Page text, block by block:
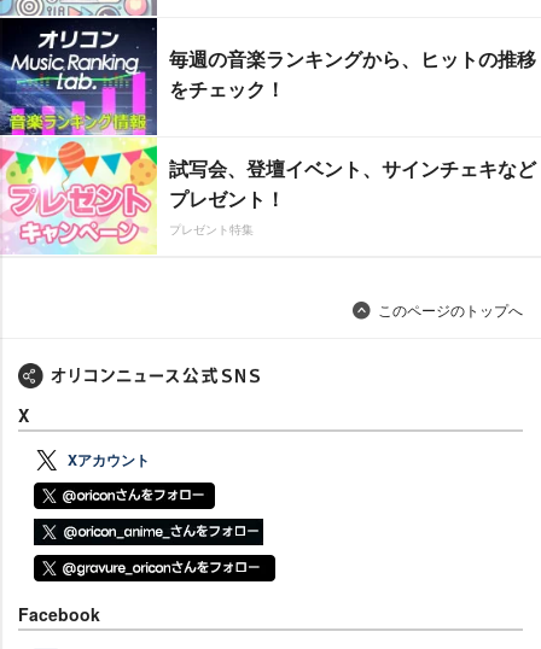
毎週の音楽ランキングから、ヒットの推移
をチェック！
試写会、登壇イベント、サインチェキなど
プレゼント！
プレゼント特集
このページのトップへ
X
Xアカウント
Facebook